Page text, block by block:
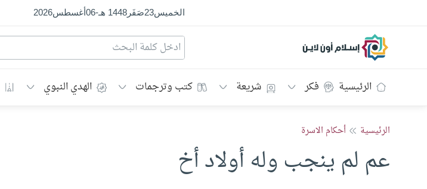
الخميس23صَفَر1448 هـ -
06أغسطس2026
إسلام أون لاين
الرئيسية فكر شريعة كتب وترجمات الهدي النبوي
الرئيسية أحكام الاسرة
عم لم ينجب وله أولاد أخ